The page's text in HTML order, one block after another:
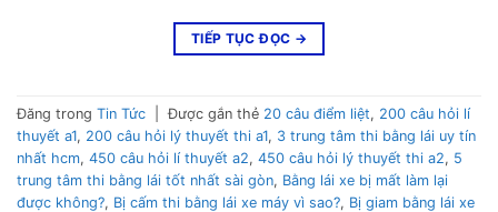
TIẾP TỤC ĐỌC →
Đăng trong Tin Tức Được gắn thẻ 20 câu điểm liệt, 200 câu hỏi lí
thuyết a1, 200 câu hỏi lý thuyết thi a1, 3 trung tâm thi bằng lái uy tín
nhất hcm, 450 câu hỏi lí thuyết a2, 450 câu hỏi lý thuyết thi a2, 5
trung tâm thi bằng lái tốt nhất sài gòn, Bằng lái xe bị mất làm lại
được không?, Bị cấm thi bằng lái xe máy vì sao?, Bị giam bằng lái xe